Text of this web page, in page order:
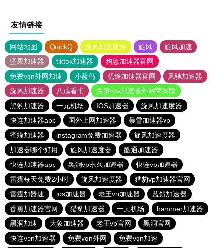
友情链接
网站地图 QuickQ 旋风加速度器 旋风
旋风加速
坚果加速器
tiktok加速器
狗急加速器官网
免费vqn外网加速
小蓝鸟 优途加速器官网
风驰加速器
旋风加速器
八戒看书
免费vps加速器外网苹果版
黑豹加速器
一元机场 IOS加速器
旋风加速度器
快连加速器app
国外上网加速器
暴雪加速器vp
蜜蜂加速器
instagram免费加速器
旋风加速度器
加速器哪个好用
旋风加速度器
酷通加速器
快连加速器app
黑洞vp永久加速器
快连vp加速器
雷霆每天免费2小时
旋风加速度器
猎豹vp加速器官网
雷霆加器速
ios加速器 老王vn加速器
蓝鲸加速器
香蕉加速器官网
猎豹加速器 一元机场
hammer加速器
黑洞加速
大象加速器 老王vp官网
黑洞官网
快连vρn加速器
免费vqn外网 免费vqn加速